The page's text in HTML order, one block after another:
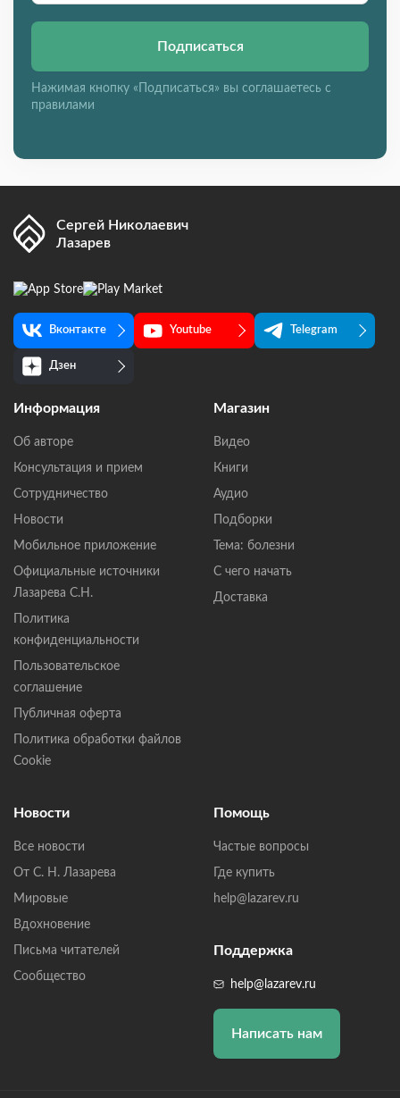
Подписаться
Нажимая кнопку «Подписаться» вы соглашаетесь с
правилами
Сергей Николаевич
Лазарев
Вконтакте Youtube Telegram
Дзен
Информация
Об авторе
Консультация и прием
Сотрудничество
Новости
Мобильное приложение
Официальные источники
Лазарева С.Н.
Политика
конфиденциальности
Пользовательское
соглашение
Публичная оферта
Политика обработки файлов
Cookie
Магазин
Видео
Книги
Аудио
Подборки
Тема: болезни
С чего начать
Доставка
Новости
Все новости
От С. Н. Лазарева
Мировые
Вдохновение
Письма читателей
Сообщество
Помощь
Частые вопросы
Где купить
help@lazarev.ru
Поддержка
help@lazarev.ru
Написать нам